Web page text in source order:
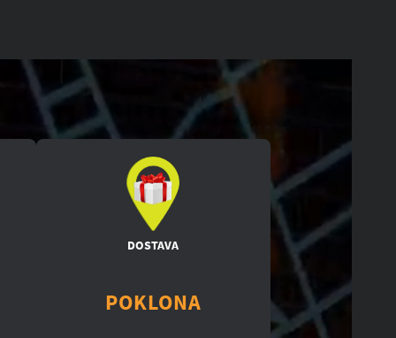
DOSTAVA
POKLONA